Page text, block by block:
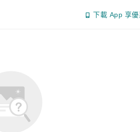
下載 App 享優